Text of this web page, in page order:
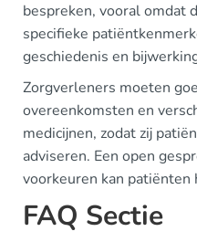
bespreken, vooral omdat
specifieke
geschiedenis en
Zorgverleners moeten
overeenkomsten en
medicijnen, zodat zij
adviseren. Een open
voorkeuren kan patiënten
FAQ Sectie